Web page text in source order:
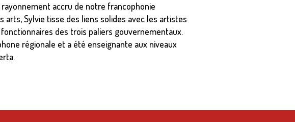
accru de notre francophonie
Sylvie tisse des liens solides avec les artistes
des trois paliers gouvernementaux.
régionale et a été enseignante aux niveaux